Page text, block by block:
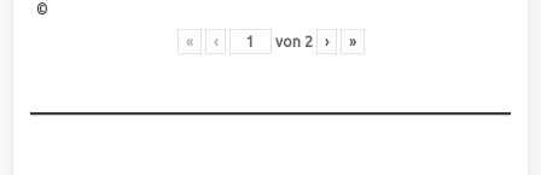
©
« ‹ von 2 › »